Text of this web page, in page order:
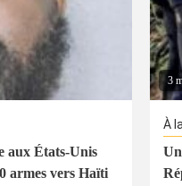
aux États-Unis
armes vers Haïti
3
À